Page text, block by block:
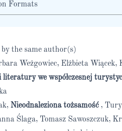
Formats
the same author(s)
Weżgowiec, Elżbieta
literatury we współczesnej
Nieodnaleziona tożsamość ,
Ślaga, Tomasz Sawoszczuk,